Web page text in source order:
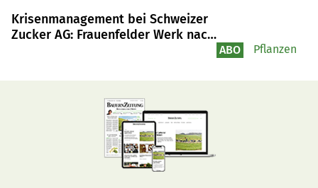
Krisenmanagement bei Schweizer
Zucker AG: Frauenfelder Werk nach
ABO Pflanzen